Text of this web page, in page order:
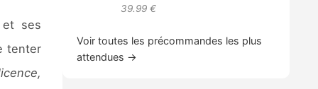
ses
tenter
39.99 €
Voir toutes les précommandes les plus
attendues →